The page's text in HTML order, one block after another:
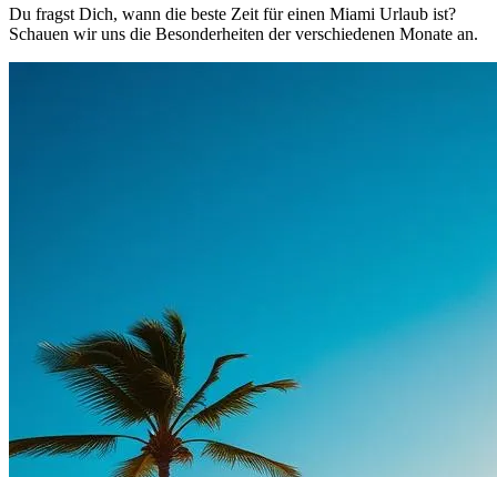
Du fragst Dich, wann die beste Zeit für einen Miami Urlaub ist?
Schauen wir uns die Besonderheiten der verschiedenen Monate an.